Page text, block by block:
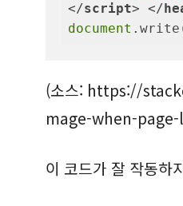
</script> </
document
(소스: https://
mage-when-
이 코드가 잘 작동하